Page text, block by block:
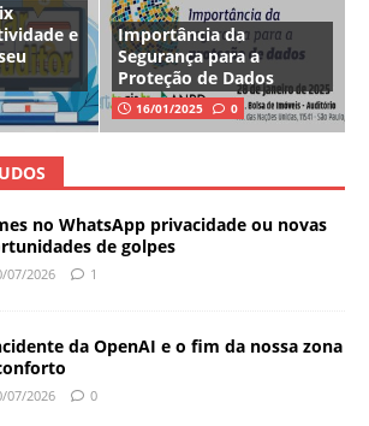
e
Importância da
Segurança para a
Proteção de Dados
16/01/2025 0
no WhatsApp privacidade ou novas
de golpes
07/2026 1
da OpenAI e o fim da nossa zona
07/2026 0